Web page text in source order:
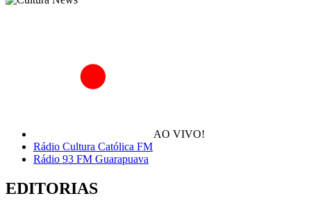
AO VIVO!
Rádio Cultura Católica FM
Rádio 93 FM Guarapuava
EDITORIAS